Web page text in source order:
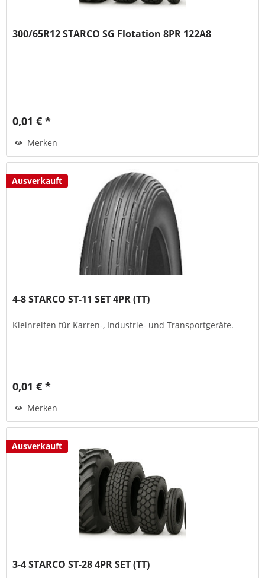
300/65R12 STARCO SG Flotation 8PR 122A8
0,01 € *
Merken
Ausverkauft
4-8 STARCO ST-11 SET 4PR (TT)
Kleinreifen für Karren-, Industrie- und Transportgeräte.
0,01 € *
Merken
Ausverkauft
3-4 STARCO ST-28 4PR SET (TT)